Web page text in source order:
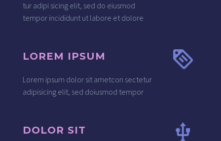
tur adipi sicing elit, sed do eiusmod
tempor incididunt ut labore et dolore
LOREM IPSUM
Lorem ipsum dolor sit ametcon sectetur
adipisicing elit, sed doiusmod tempor
DOLOR SIT